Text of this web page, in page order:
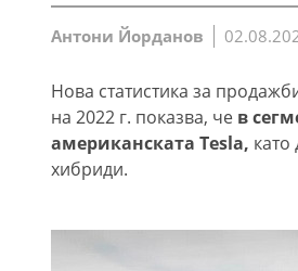
Антони Йорданов
Нова статистика за
на 2022 г. показва, че в
американската Tesla,
хибриди.